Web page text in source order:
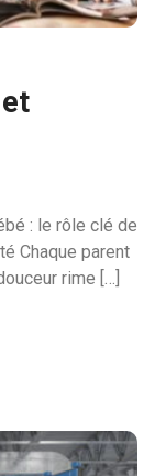
: le rôle clé de
Chaque parent
rime […]